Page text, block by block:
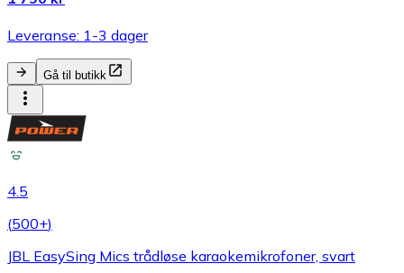
Leveranse: 1-3 dager
Gå til butikk
4.5
(500+)
JBL EasySing Mics trådløse karaokemikrofoner, svart